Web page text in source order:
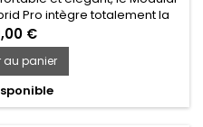
Pro intègre totalement la
est valable quel que soit
ouvert, trapèze ou
également parfaitement
System de Bosch. Ses...
€
au panier